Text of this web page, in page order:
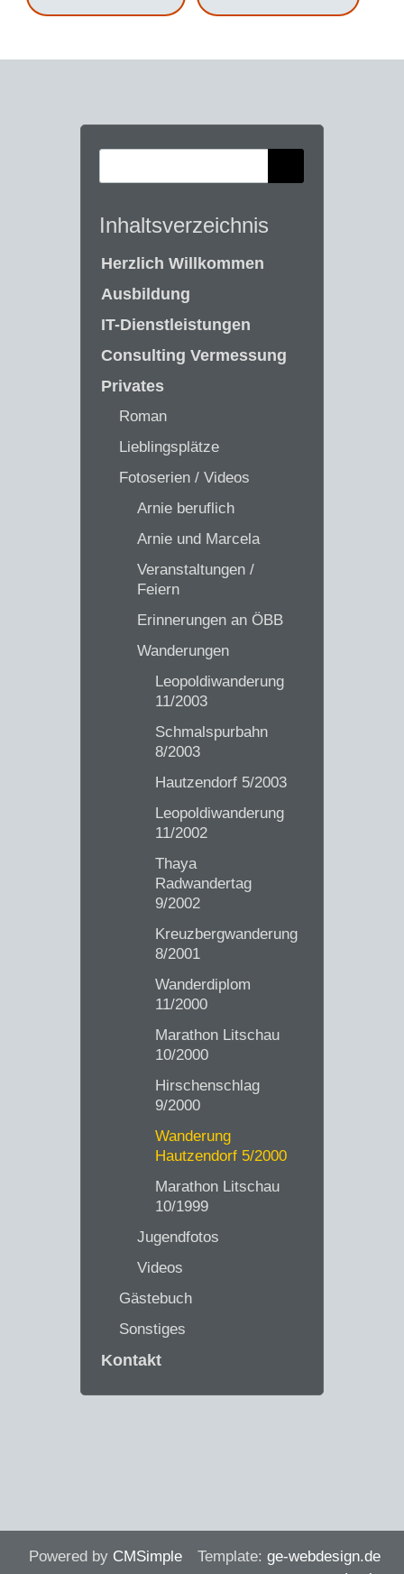
Inhaltsverzeichnis
Herzlich Willkommen
Ausbildung
IT-Dienstleistungen
Consulting Vermessung
Privates
Roman
Lieblingsplätze
Fotoserien / Videos
Arnie beruflich
Arnie und Marcela
Veranstaltungen /
Feiern
Erinnerungen an ÖBB
Wanderungen
Leopoldiwanderung
11/2003
Schmalspurbahn
8/2003
Hautzendorf 5/2003
Leopoldiwanderung
11/2002
Thaya
Radwandertag
9/2002
Kreuzbergwanderung
8/2001
Wanderdiplom
11/2000
Marathon Litschau
10/2000
Hirschenschlag
9/2000
Wanderung
Hautzendorf 5/2000
Marathon Litschau
10/1999
Jugendfotos
Videos
Gästebuch
Sonstiges
Kontakt
Powered by CMSimple Template: ge-webdesign.de